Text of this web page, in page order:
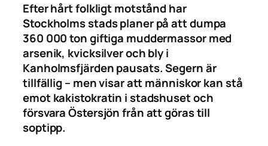
Efter hårt folkligt motstånd har
Stockholms stads planer på att dumpa
360 000 ton giftiga muddermassor med
arsenik, kvicksilver och bly i
Kanholmsfjärden pausats. Segern är
tillfällig – men visar att människor kan stå
emot kakistokratin i stadshuset och
försvara Östersjön från att göras till
soptipp.